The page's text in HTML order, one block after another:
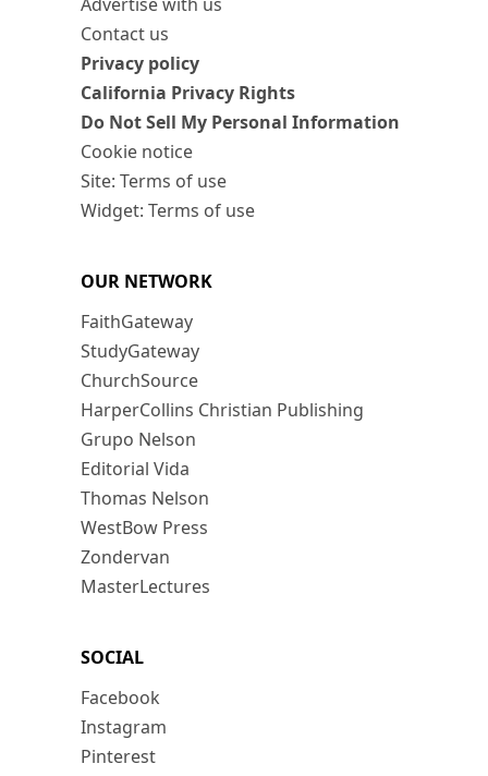
Contact us
Privacy policy
California Privacy Rights
Do Not Sell My Personal Information
Cookie notice
Site: Terms of use
Widget: Terms of use
OUR NETWORK
FaithGateway
StudyGateway
ChurchSource
HarperCollins Christian Publishing
Grupo Nelson
Editorial Vida
Thomas Nelson
WestBow Press
Zondervan
MasterLectures
SOCIAL
Facebook
Instagram
Pinterest